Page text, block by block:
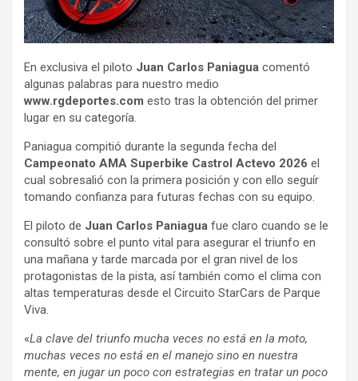
En exclusiva el piloto Juan Carlos Paniagua comentó
algunas palabras para nuestro medio
www.rgdeportes.com esto tras la obtención del primer
lugar en su categoría.
Paniagua compitió durante la segunda fecha del
Campeonato AMA Superbike Castrol Actevo 2026 el
cual sobresalió con la primera posición y con ello seguír
tomando confianza para futuras fechas con su equipo.
El piloto de Juan Carlos Paniagua fue claro cuando se le
consultó sobre el punto vital para asegurar el triunfo en
una mañana y tarde marcada por el gran nivel de los
protagonistas de la pista, así también como el clima con
altas temperaturas desde el Circuito StarCars de Parque
Viva.
«La clave del triunfo mucha veces no está en la moto,
muchas veces no está en el manejo sino en nuestra
mente, en jugar un poco con estrategias en tratar un poco